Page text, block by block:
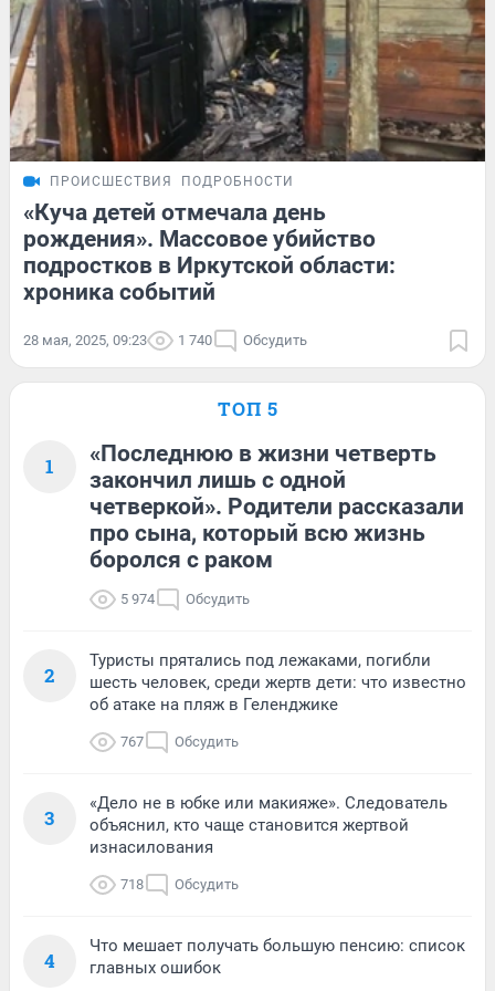
ПРОИСШЕСТВИЯ ПОДРОБНОСТИ
«Куча детей отмечала день
рождения». Массовое убийство
подростков в Иркутской области:
хроника событий
28 мая, 2025, 09:23 1 740 Обсудить
ТОП 5
1
«Последнюю в жизни четверть
закончил лишь с одной
четверкой». Родители рассказали
про сына, который всю жизнь
боролся с раком
5 974 Обсудить
2
Туристы прятались под лежаками, погибли
шесть человек, среди жертв дети: что известно
об атаке на пляж в Геленджике
767 Обсудить
3
«Дело не в юбке или макияже». Следователь
объяснил, кто чаще становится жертвой
изнасилования
718 Обсудить
4
Что мешает получать большую пенсию: список
главных ошибок